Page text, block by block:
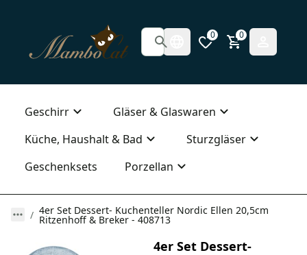
0 0
Geschirr
Gläser & Glaswaren
Küche, Haushalt & Bad
Sturzgläser
Geschenksets
Porzellan
4er Set Dessert- Kuchenteller Nordic Ellen 20,5cm
Ritzenhoff & Breker - 408713
4er Set Dessert-